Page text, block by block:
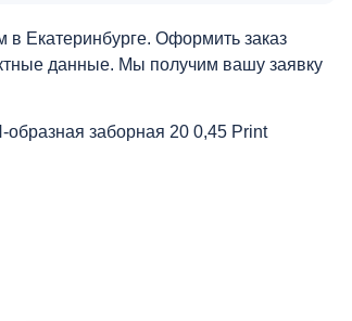
Екатеринбурге. Оформить заказ
данные. Мы получим вашу заявку
заборная 20 0,45 Print